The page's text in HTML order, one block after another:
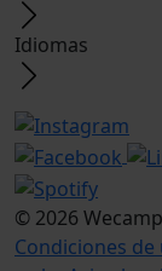
Idiomas
© 2026
Condiciones de